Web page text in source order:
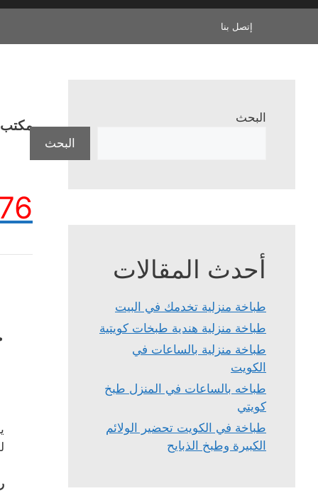
إتصل بنا
مكتب
البحث
البحث
أحدث المقالات
طباخة منزلية تخدمك في البيت
طباخة منزلية هندية طبخات كويتية
طباخة منزلية بالساعات في
الكويت
طباخه بالساعات في المنزل طبخ
كويتي
طباخة في الكويت تحضير الولائم
الكبيرة وطبخ الذبايح